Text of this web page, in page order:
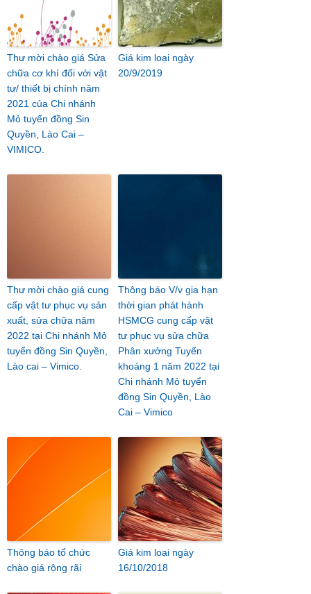
Thư mời chào giá Sửa
chữa cơ khí đối với vật
tư/ thiết bị chính năm
2021 của Chi nhánh
Mỏ tuyển đồng Sin
Quyền, Lào Cai –
VIMICO.
Giá kim loại ngày
20/9/2019
Thư mời chào giá cung
cấp vật tư phục vụ sản
xuất, sửa chữa năm
2022 tại Chi nhánh Mỏ
tuyển đồng Sin Quyền,
Lào cai – Vimico.
Thông báo V/v gia hạn
thời gian phát hành
HSMCG cung cấp vật
tư phục vụ sửa chữa
Phân xưởng Tuyển
khoáng 1 năm 2022 tại
Chi nhánh Mỏ tuyển
đồng Sin Quyền, Lào
Cai – Vimico
Thông báo tổ chức
chào giá rộng rãi
Giá kim loại ngày
16/10/2018